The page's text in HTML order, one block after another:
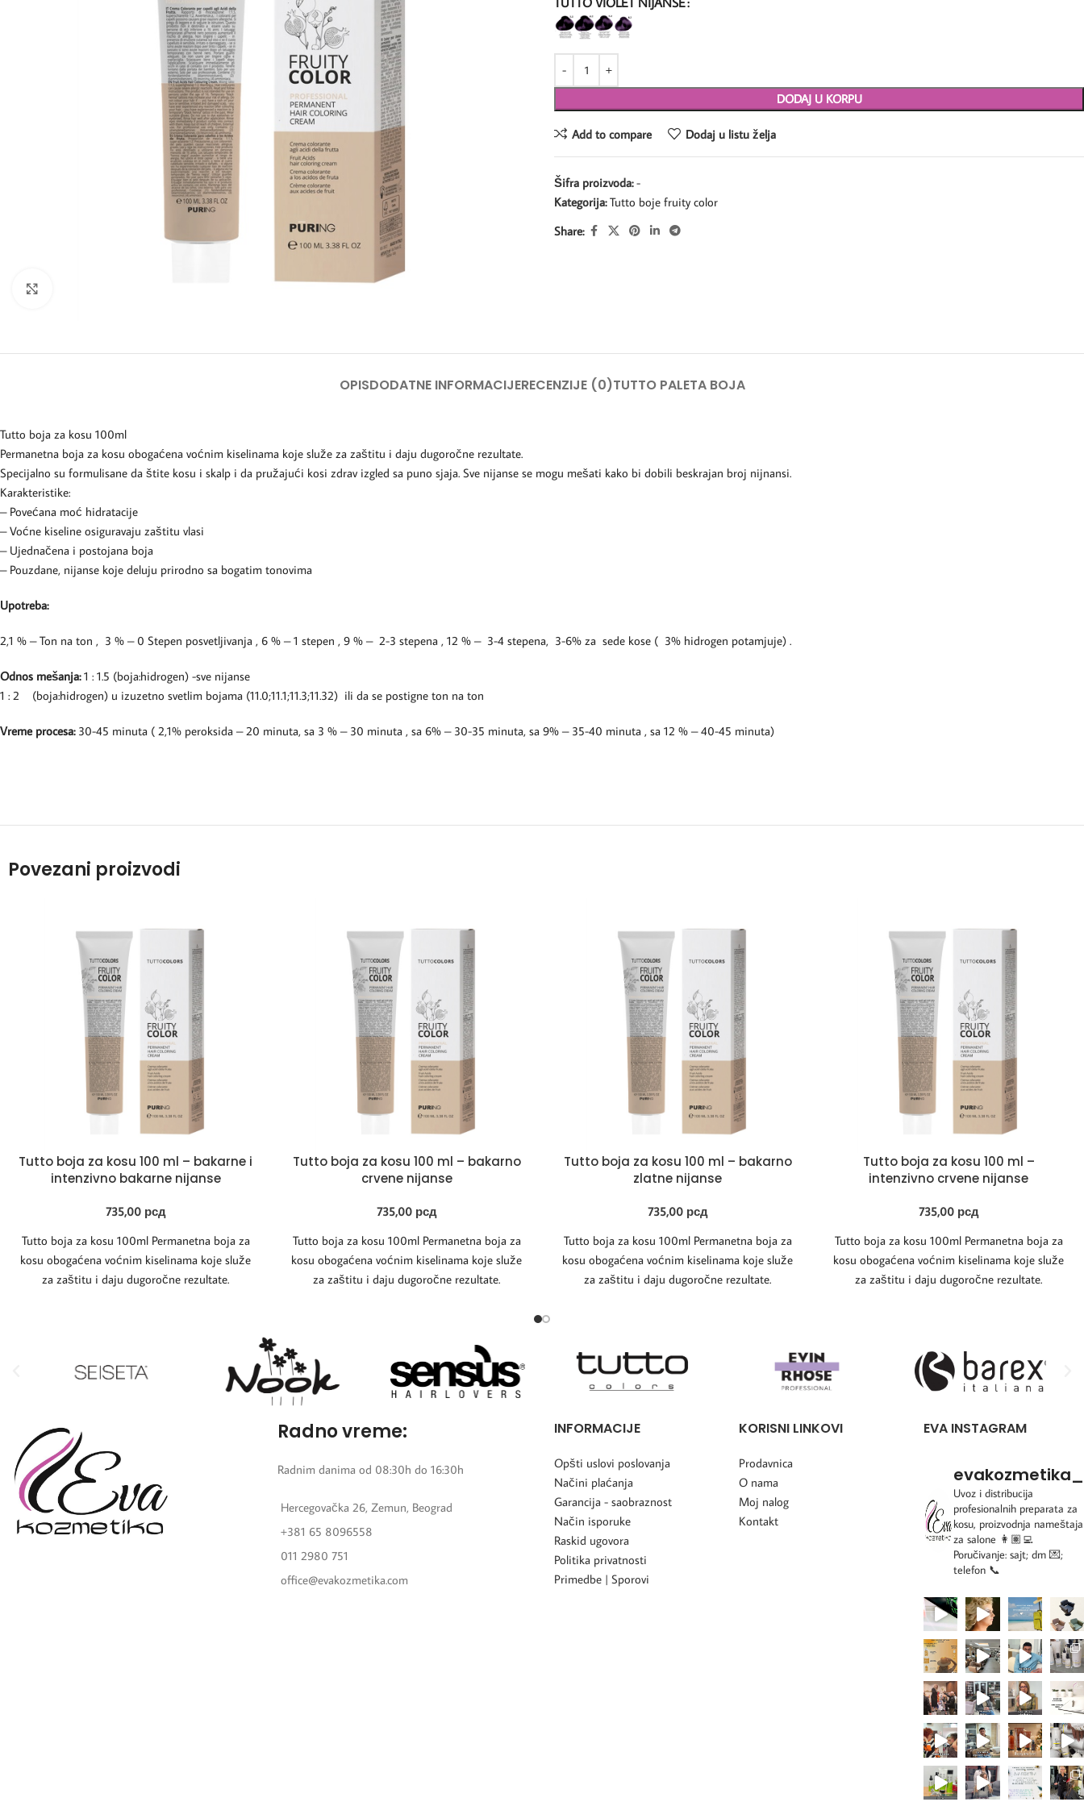
DODAJ U KORPU
Add to compare Dodaj u listu želja
Šifra proizvoda:-
Kategorija: Tutto boje fruity color
Share:
OPISDODATNE INFORMACIJERECENZIJE (0)TUTTO PALETA BOJA
Tutto boja za kosu 100ml
Permanetna boja za kosu obogaćena voćnim kiselinama koje služe za zaštitu i daju dugoročne rezultate.
Specijalno su formulisane da štite kosu i skalp i da pružajući kosi zdrav izgled sa puno sjaja. Sve nijanse se mogu mešati kako bi dobili beskrajan broj nijnansi.
Karakteristike:
– Povećana moć hidratacije
– Voćne kiseline osiguravaju zaštitu vlasi
– Ujednačena i postojana boja
– Pouzdane, nijanse koje deluju prirodno sa bogatim tonovima
Upotreba:
2,1 % – Ton na ton , 3 % – 0 Stepen posvetljivanja , 6 % – 1 stepen , 9 % – 2-3 stepena , 12 % – 3-4 stepena, 3-6% za sede kose ( 3% hidrogen potamjuje) .
Odnos mešanja:1 : 1.5 (boja:hidrogen) -sve nijanse
1 : 2 (boja:hidrogen) u izuzetno svetlim bojama (11.0;11.1;11.3;11.32) ili da se postigne ton na ton
Vreme procesa:30-45 minuta ( 2,1% peroksida – 20 minuta, sa 3 % – 30 minuta , sa 6% – 30-35 minuta, sa 9% – 35-40 minuta , sa 12 % – 40-45 minuta)
Povezani proizvodi
Tutto boja za kosu 100 ml – bakarne i
intenzivno bakarne nijanse
735,00 рсд
Tutto boja za kosu 100ml Permanetna boja za
kosu obogaćena voćnim kiselinama koje služe
za zaštitu i daju dugoročne rezultate.
Tutto boja za kosu 100 ml – bakarno
crvene nijanse
735,00 рсд
Tutto boja za kosu 100ml Permanetna boja za
kosu obogaćena voćnim kiselinama koje služe
za zaštitu i daju dugoročne rezultate.
Tutto boja za kosu 100 ml – bakarno
zlatne nijanse
735,00 рсд
Tutto boja za kosu 100ml Permanetna boja za
kosu obogaćena voćnim kiselinama koje služe
za zaštitu i daju dugoročne rezultate.
Tutto boja za kosu 100 ml –
intenzivno crvene nijanse
735,00 рсд
Tutto boja za kosu 100ml Permanetna boja za
kosu obogaćena voćnim kiselinama koje služe
za zaštitu i daju dugoročne rezultate.
Radno vreme:
Radnim danima od 08:30h do 16:30h
Hercegovačka 26, Zemun, Beograd
+381 65 8096558
011 2980 751
office@evakozmetika.com
INFORMACIJE
Opšti uslovi poslovanja
Načini plaćanja
Garancija - saobraznost
Način isporuke
Raskid ugovora
Politika privatnosti
Primedbe | Sporovi
KORISNI LINKOVI
Prodavnica
O nama
Moj nalog
Kontakt
EVA INSTAGRAM
evakozmetika_
Uvoz i distribucija
profesionalnih preparata za
kosu, proizvodnja nameštaja
za salone 👩🏽‍💻
Poručivanje: sajt; dm 💌;
telefon 📞